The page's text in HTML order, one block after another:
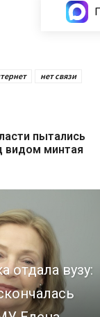
нет связи
пытались
видом минтая
отдала вузу: